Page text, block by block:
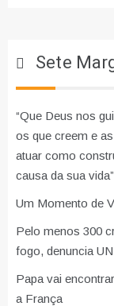
Sete
“Que Deus nos
os que creem e
atuar como
causa da sua
Um Momento de
Pelo menos 300
fogo, denuncia
Papa vai
a França